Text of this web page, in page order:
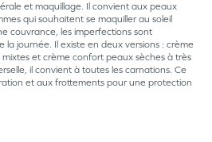
et maquillage. Il convient aux peaux
qui souhaitent se maquiller au soleil
couvrance, les imperfections sont
la journée. Il existe en deux versions : crème
et crème confort peaux sèches à très
il convient à toutes les carnations. Ce
et aux frottements pour une protection